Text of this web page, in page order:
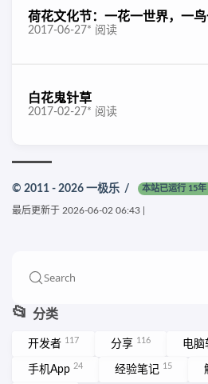
Search
📂 分类
开发者 117 分享 116 电脑
手机App 24 经验笔记 15
荷花文化节：一花一世界，一
2017-06-27* 阅读
白花鬼针草
2017-02-27* 阅读
© 2011 - 2026 一极乐 / 本站已运行 15年
最后更新于 2026-06-02 06:43